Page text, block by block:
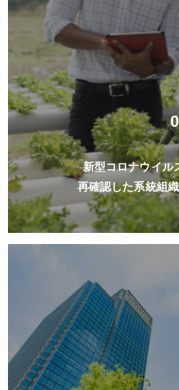
新型コロナウイル
再確認した系統組